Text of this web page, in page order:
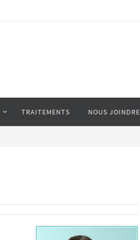
TRAITEMENTS NOUS JOINDRE